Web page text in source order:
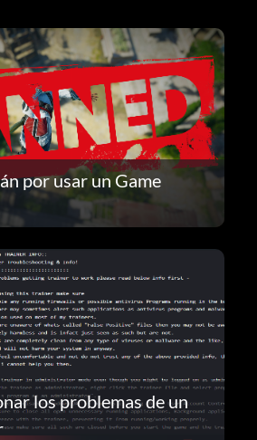
por usar un Game
los problemas de un